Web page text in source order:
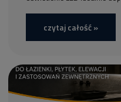
czytaj całość »